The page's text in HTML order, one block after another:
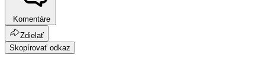
Komentáre
Zdielať
Skopírovať odkaz